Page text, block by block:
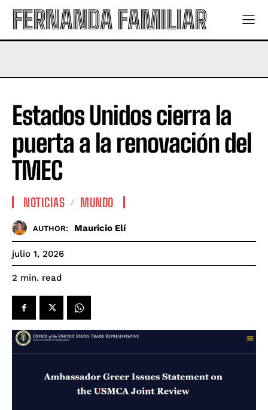
FERNANDA FAMILIAR
Estados Unidos cierra la
puerta a la renovación del
TMEC
NOTICIAS MUNDO
AUTHOR: Mauricio Elí
julio 1, 2026
2 min. read